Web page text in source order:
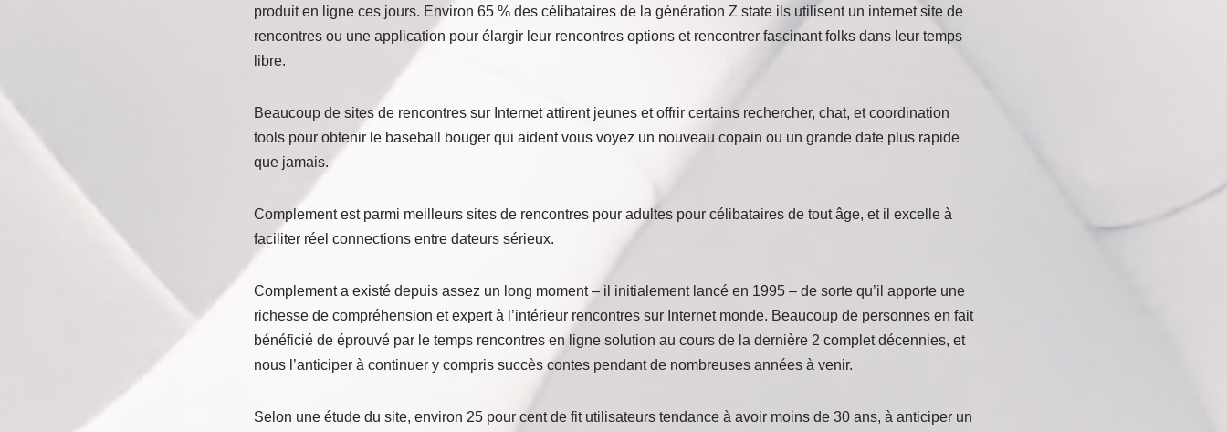
produit en ligne ces jours. Environ 65 % des célibataires de la génération Z state ils utilisent un internet site de
rencontres ou une application pour élargir leur rencontres options et rencontrer fascinant folks dans leur temps
libre.
Beaucoup de sites de rencontres sur Internet attirent jeunes et offrir certains rechercher, chat, et coordination
tools pour obtenir le baseball bouger qui aident vous voyez un nouveau copain ou un grande date plus rapide
que jamais.
Complement est parmi meilleurs sites de rencontres pour adultes pour célibataires de tout âge, et il excelle à
faciliter réel connections entre dateurs sérieux.
Complement a existé depuis assez un long moment – il initialement lancé en 1995 – de sorte qu’il apporte une
richesse de compréhension et expert à l’intérieur rencontres sur Internet monde. Beaucoup de personnes en fait
bénéficié de éprouvé par le temps rencontres en ligne solution au cours de la dernière 2 complet décennies, et
nous l’anticiper à continuer y compris succès contes pendant de nombreuses années à venir.
Selon une étude du site, environ 25 pour cent de fit utilisateurs tendance à avoir moins de 30 ans, à anticiper un